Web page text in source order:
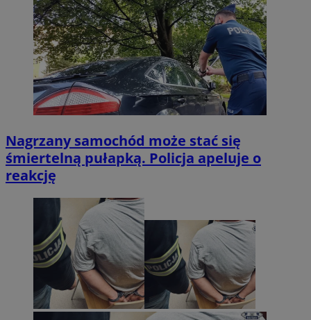
Nagrzany samochód może stać się
śmiertelną pułapką. Policja apeluje o
reakcję